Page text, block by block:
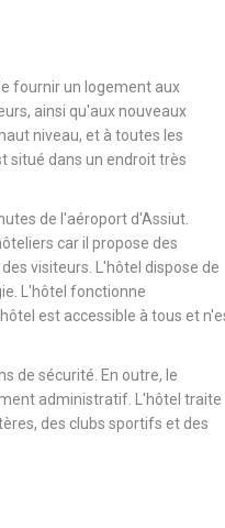
fournir un logement aux
ainsi qu'aux nouveaux
niveau, et à toutes les
situé dans un endroit très
de l'aéroport d'Assiut.
car il propose des
visiteurs. L'hôtel dispose de
L'hôtel fonctionne
est accessible à tous et
de sécurité. En outre, le
administratif. L'hôtel traite
des clubs sportifs et des